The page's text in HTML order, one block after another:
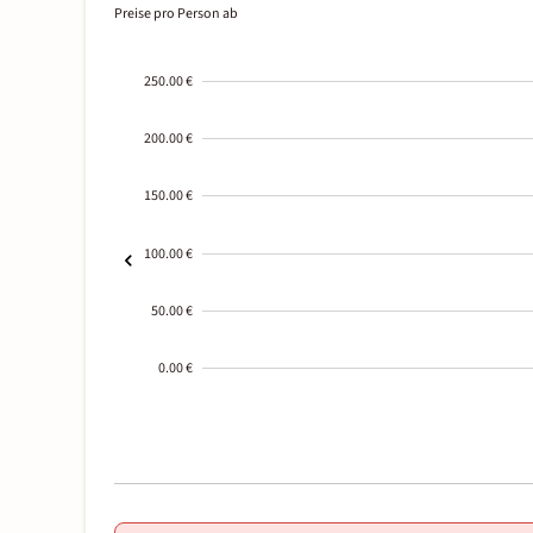
Preise pro Person ab
250.00 €
200.00 €
150.00 €
100.00 €
50.00 €
0.00 €
01-02